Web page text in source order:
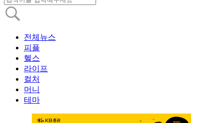
전체뉴스
피플
헬스
라이프
컬처
머니
테마